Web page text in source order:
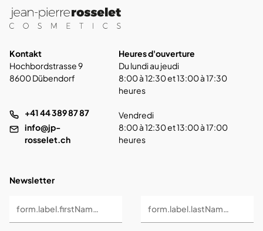
Kontakt
Hochbordstrasse 9
8600 Dübendorf
+41 44 389 87 87
info@jp-
rosselet.ch
Heures d'ouverture
Du lundi au jeudi
8:00 à 12:30 et 13:00 à 17:30
heures
Vendredi
8:00 à 12:30 et 13:00 à 17:00
heures
Newsletter
form.label.firstName * form.label.lastName *